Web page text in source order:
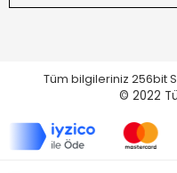
Tüm bilgileriniz 256bit
© 2022